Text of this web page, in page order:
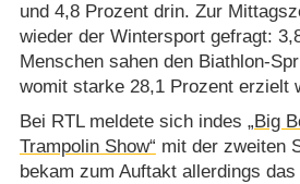
und 4,8 Prozent drin. Zur
wieder der Wintersport gefragt:
Menschen sahen den Biathlon-
womit starke 28,1 Prozent erzielt
Bei RTL meldete sich indes „Big
Trampolin Show“ mit der zweiten
bekam zum Auftakt allerdings